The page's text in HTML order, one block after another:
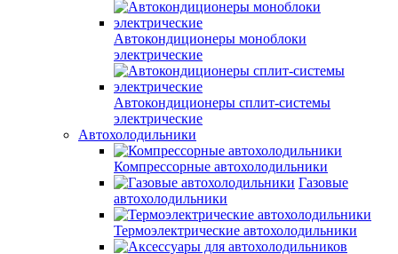
Автокондиционеры моноблоки
электрические
Автокондиционеры сплит-системы
электрические
Автохолодильники
Компрессорные автохолодильники
Газовые
автохолодильники
Термоэлектрические автохолодильники